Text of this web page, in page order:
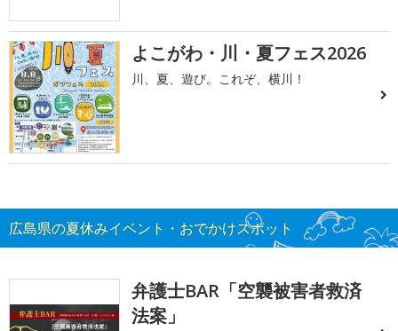
よこがわ・川・夏フェス2026
川、夏、遊び。これぞ、横川！
広島県の夏休みイベント・おでかけスポット
弁護士BAR「空襲被害者救済
法案」